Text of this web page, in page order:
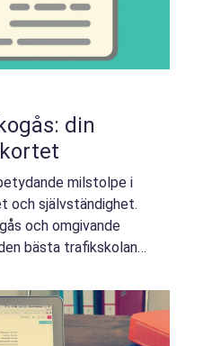
din
milstolpe i
och självständighet.
och omgivande
bästa trafikskolan